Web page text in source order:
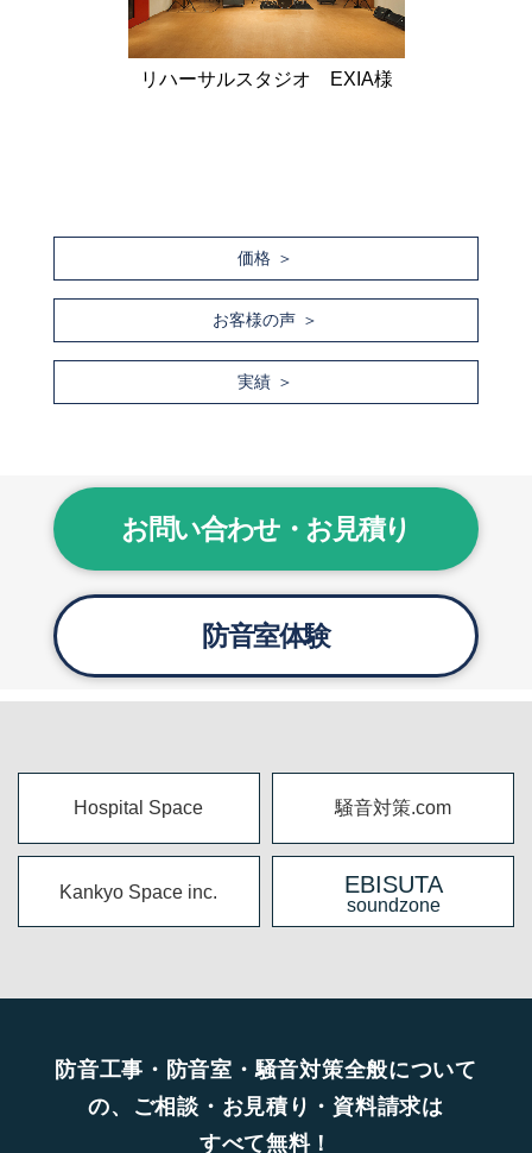
リハーサルスタジオ EXIA様
価格
お客様の声
実績
お問い合わせ・お見積り
防音室体験
Hospital Space 騒音対策.com
Kankyo Space inc. EBISUTA
soundzone
防音工事・防音室・騒音対策全般について
の、ご相談・お見積り・資料請求は
すべて無料！